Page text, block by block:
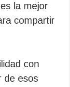
la mejor
compartir
con
de esos